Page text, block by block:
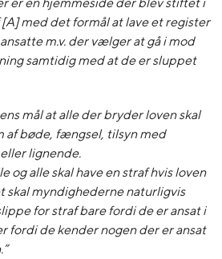
med det formål at lave et register
m.v. der vælger at gå i mod
samtidig med at de er sluppet
mål at alle der bryder loven skal
af bøde, fængsel, tilsyn med
lignende.
og alle skal have en straf hvis loven
skal myndighederne naturligvis
for straf bare fordi de er ansat i
fordi de kender nogen der er ansat